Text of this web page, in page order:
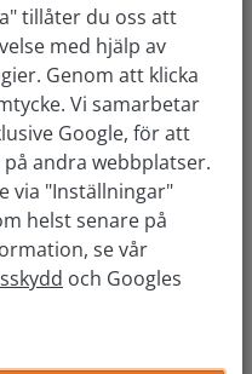
bil
räds. Hur mycket är
någon bildel
flera tidigare ägare.
in vid försäljning
genom att scanna
liknande
tillåter du oss att
med hjälp av
Genom att klicka
Vi samarbetar
Google, för att
andra webbplatser.
via "Inställningar"
helst senare på
se vår
och Googles